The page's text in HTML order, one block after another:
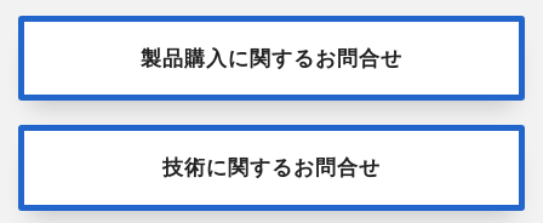
製品購入に関するお問合せ
技術に関するお問合せ